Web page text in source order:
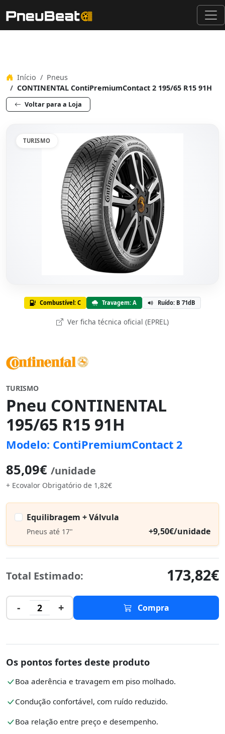
Início
Pneus
CONTINENTAL ContiPremiumContact 2 195/65 R15 91H
Voltar para a Loja
TURISMO
Combustível: C Travagem: A Ruído: B 71dB
Ver ficha técnica oficial (EPREL)
TURISMO
Pneu CONTINENTAL
195/65 R15 91H
Modelo: ContiPremiumContact 2
85,09€ /unidade
+ Ecovalor Obrigatório de 1,82€
Equilibragem + Válvula
Pneus até 17" +9,50€/unidade
Total Estimado: 173,82€
- 2 + Compra
Os pontos fortes deste produto
Boa aderência e travagem em piso molhado.
Condução confortável, com ruído reduzido.
Boa relação entre preço e desempenho.